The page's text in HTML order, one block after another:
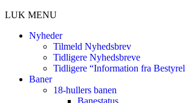
LUK MENU
Nyheder
Tilmeld Nyhedsbrev
Tidligere Nyhedsbreve
Tidligere “Information fra
Baner
18-hullers banen
Banestatus